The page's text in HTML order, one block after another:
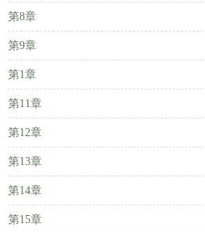
第8章
第9章
第1章
第11章
第12章
第13章
第14章
第15章